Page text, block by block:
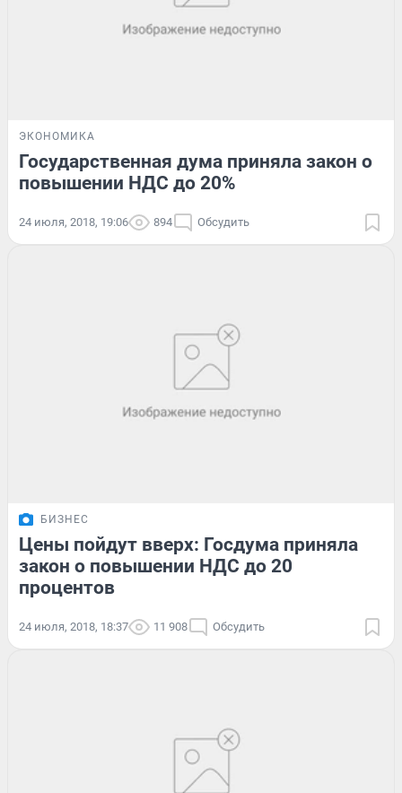
ЭКОНОМИКА
Государственная дума приняла закон о
повышении НДС до 20%
24 июля, 2018, 19:06 894 Обсудить
БИЗНЕС
Цены пойдут вверх: Госдума приняла
закон о повышении НДС до 20
процентов
24 июля, 2018, 18:37 11 908 Обсудить